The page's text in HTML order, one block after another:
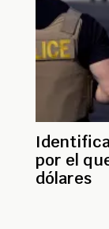
por el
dólares